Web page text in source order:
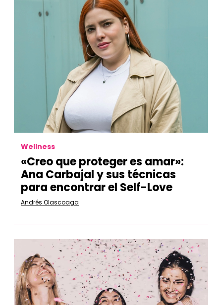
Wellness
«Creo que proteger es amar»:
Ana Carbajal y sus técnicas
para encontrar el Self-Love
Andrés Olascoaga